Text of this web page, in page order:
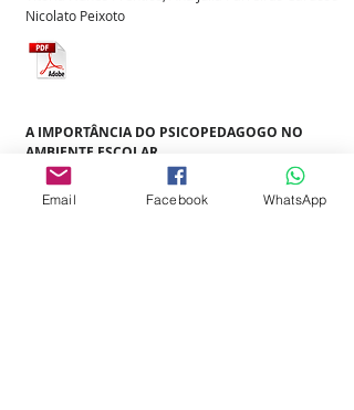
Nicolato Peixoto
Gabriela Rodrigues Leite da Silva
A IMPORTÂNCIA DO PSICOPEDAGOGO NO
AMBIENTE ESCOLAR
Email Facebook WhatsApp